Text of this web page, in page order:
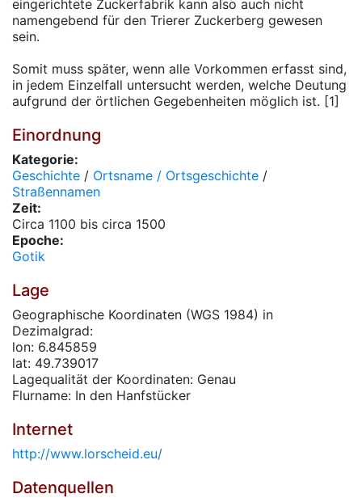
eingerichtete Zuckerfabrik kann also auch nicht
namengebend für den Trierer Zuckerberg gewesen
sein.
Somit muss später, wenn alle Vorkommen erfasst sind,
in jedem Einzelfall untersucht werden, welche Deutung
aufgrund der örtlichen Gegebenheiten möglich ist. [1]
Einordnung
Kategorie:
Geschichte / Ortsname / Ortsgeschichte /
Straßennamen
Zeit:
Circa 1100 bis circa 1500
Epoche:
Gotik
Lage
Geographische Koordinaten (WGS 1984) in
Dezimalgrad:
lon: 6.845859
lat: 49.739017
Lagequalität der Koordinaten: Genau
Flurname: In den Hanfstücker
Internet
http://www.lorscheid.eu/
Datenquellen